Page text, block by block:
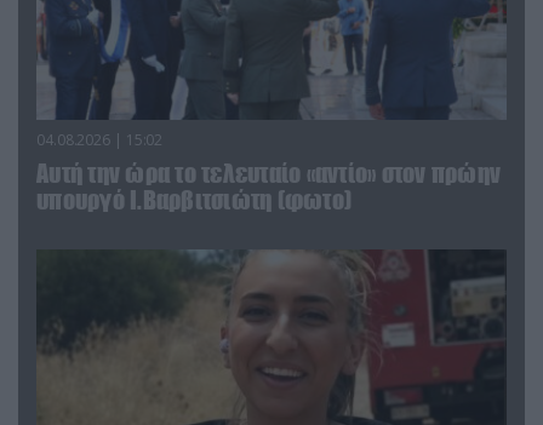
04.08.2026 | 15:02
Αυτή την ώρα το τελευταίο «αντίο» στον πρώην
υπουργό Ι.Βαρβιτσιώτη (φωτο)